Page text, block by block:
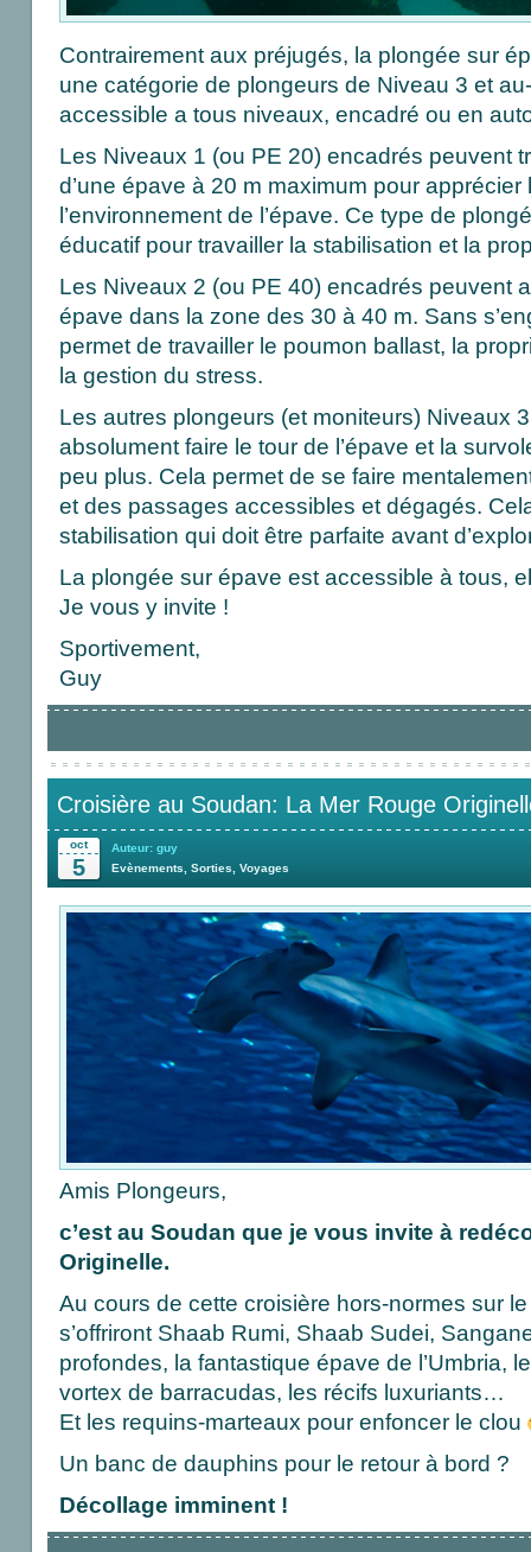
Contrairement aux préjugés, la plongée sur
une catégorie de plongeurs de Niveau 3 et
accessible a tous niveaux, encadré ou en
Les Niveaux 1 (ou PE 20) encadrés peuvent
d’une épave à 20 m maximum pour apprécier
l’environnement de l’épave. Ce type de
éducatif pour travailler la stabilisation et la
Les Niveaux 2 (ou PE 40) encadrés peuvent
épave dans la zone des 30 à 40 m. Sans
permet de travailler le poumon ballast, la
la gestion du stress.
Les autres plongeurs (et moniteurs) Niveaux
absolument faire le tour de l’épave et la
peu plus. Cela permet de se faire
et des passages accessibles et dégagés.
stabilisation qui doit être parfaite avant
La plongée sur épave est accessible à tous,
Je vous y invite !
Sportivement,
Guy
Croisière au Soudan: La Mer Rouge
oct
5
Auteur: guy
Evènements
Sorties Voyages
Amis Plongeurs,
c’est au Soudan que je vous invite à
Originelle.
Au cours de cette croisière hors-normes sur
s’offriront Shaab Rumi, Shaab Sudei,
profondes, la fantastique épave de l’Umbria,
vortex de barracudas, les récifs luxuriants…
Et les requins-marteaux pour enfoncer le clou
Un banc de dauphins pour le retour à bord ?
Décollage imminent !